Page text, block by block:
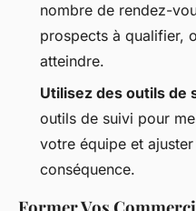
nombre de rendez-
prospects à qualifier,
atteindre.
Utilisez des outils de
outils de suivi pour
votre équipe et
conséquence.